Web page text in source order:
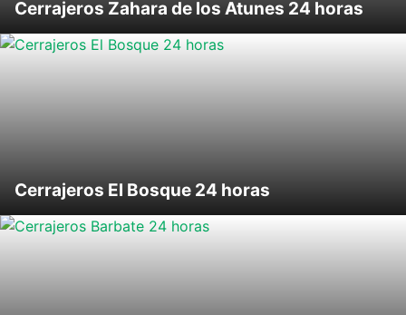
Cerrajeros Zahara de los Atunes 24 horas
Cerrajeros El Bosque 24 horas